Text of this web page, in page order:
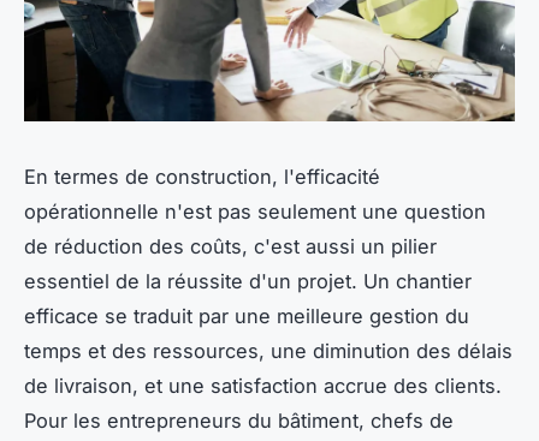
En termes de construction, l'efficacité
opérationnelle n'est pas seulement une question
de réduction des coûts, c'est aussi un pilier
essentiel de la réussite d'un projet. Un chantier
efficace se traduit par une meilleure gestion du
temps et des ressources, une diminution des délais
de livraison, et une satisfaction accrue des clients.
Pour les entrepreneurs du bâtiment, chefs de